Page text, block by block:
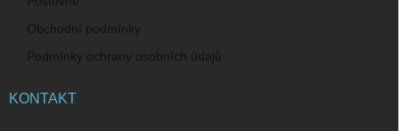
Obchodní podmínky
Podmínky ochrany osobních údajů
KONTAKT